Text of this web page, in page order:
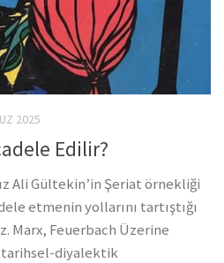
2025
Edilir?
Ali Gültekin’in Şeriat örnekliği
etmenin yollarını tartıştığı
Marx, Feuerbach Üzerine
tarihsel-diyalektik